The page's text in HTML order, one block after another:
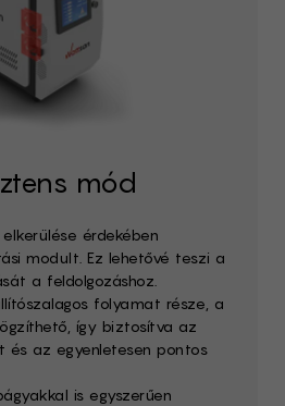
mód
érdekében
modult. Ez lehetővé teszi a
a feldolgozáshoz.
folyamat része, a
így biztosítva az
és az egyenletesen pontos
is egyszerűen